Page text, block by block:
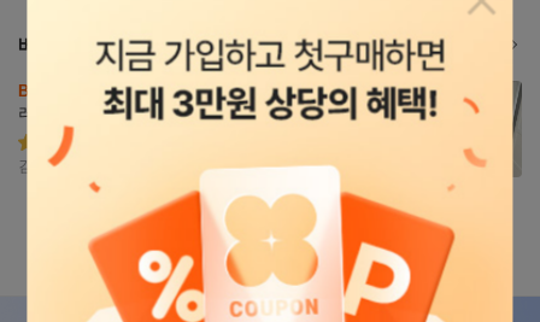
베스트 구매후기
별점5
김문기
BEST
닭가슴살 특유의 퍽퍽함이 적고 소스가 잘 어우
러져 맛있게 먹을 수 있었습니다. 다양한 맛으로 구성
되어 있어 매일 먹어도 질리지 않았고, 전자레인지로
간편하게 조리할 수 있어 편리했습니다. 단백질 함량
도 높아 운동 후 식사나 다이어트 식단으로 활용하기
좋았습니다. 식감도 부드러운 편이라 닭가슴살 입문
용으로도 추천할 만한 제품입니다.
리뷰
자세히
보기
전체후기 보기
상세설명 상세정보 리뷰 3,794 Q&A
팝업닫